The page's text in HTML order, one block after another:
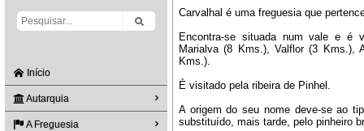
Início
Autarquia
A Freguesia
Carvalhal é uma freguesia que
Encontra-se situada num vale e é
Marialva (8 Kms.), Valflor (3 Kms.),
Kms.).
É visitado pela ribeira de Pinhel.
A origem do seu nome deve-se ao
substituído, mais tarde, pelo pinheiro